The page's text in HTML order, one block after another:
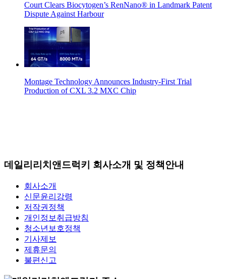
Court Clears Biocytogen’s RenNano® in Landmark Patent
Dispute Against Harbour
Montage Technology Announces Industry-First Trial
Production of CXL 3.2 MXC Chip
데일리리치앤드럭키 회사소개 및 정책안내
회사소개
신문윤리강령
저작권정책
개인정보취급방침
청소년보호정책
기사제보
제휴문의
불편신고